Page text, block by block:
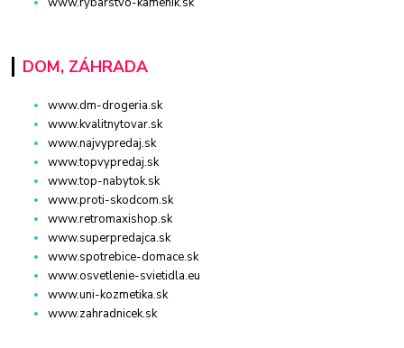
DOM, ZÁHRADA
www.dm-drogeria.sk
www.kvalitnytovar.sk
www.najvypredaj.sk
www.topvypredaj.sk
www.top-nabytok.sk
www.proti-skodcom.sk
www.retromaxishop.sk
www.superpredajca.sk
www.spotrebice-domace.sk
www.osvetlenie-svietidla.eu
www.uni-kozmetika.sk
www.zahradnicek.sk